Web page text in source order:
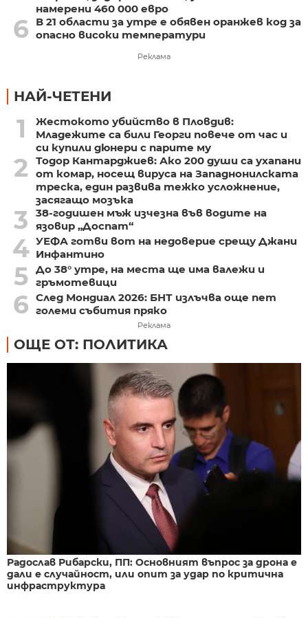
намерени 460 000 евро
6
В 21 области за утре е обявен оранжев код за
опасно високи температури
Реклама
НАЙ-ЧЕТЕНИ
1
Жестокото убийство в Пловдив:
Младежите са били Георги повече от час и
си купили дюнери с парите му
2
Тодор Кантарджиев: Ако 200 души са ухапани
от комар, носещ вируса на Западнонилската
треска, един развива тежко усложнение,
засягащо мозъка
3
38-годишен мъж изчезна във водите на
язовир „Доспат“
4 УЕФА готви вот на недоверие срещу Джани
Инфантино
5 До 38° утре, на места ще има валежи и
гръмотевици
6 След Мондиал 2026: БНТ излъчва още пет
големи събития пряко
Реклама
ОЩЕ ОТ: ПОЛИТИКА
Радослав Рибарски, ПП: Основният въпрос за дрона е
дали е случайност, или опит за удар по критична
инфраструктура